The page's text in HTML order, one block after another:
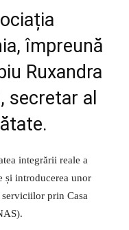
împreună
Ruxandra
secretar al
integrării reale a
și introducerea unor
serviciilor prin Casa